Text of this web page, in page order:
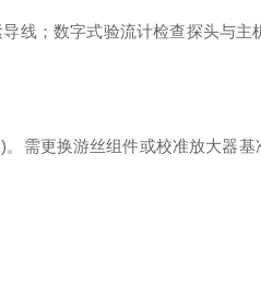
线；数字式验流计检查探头与主
需更换游丝组件或校准放大器基